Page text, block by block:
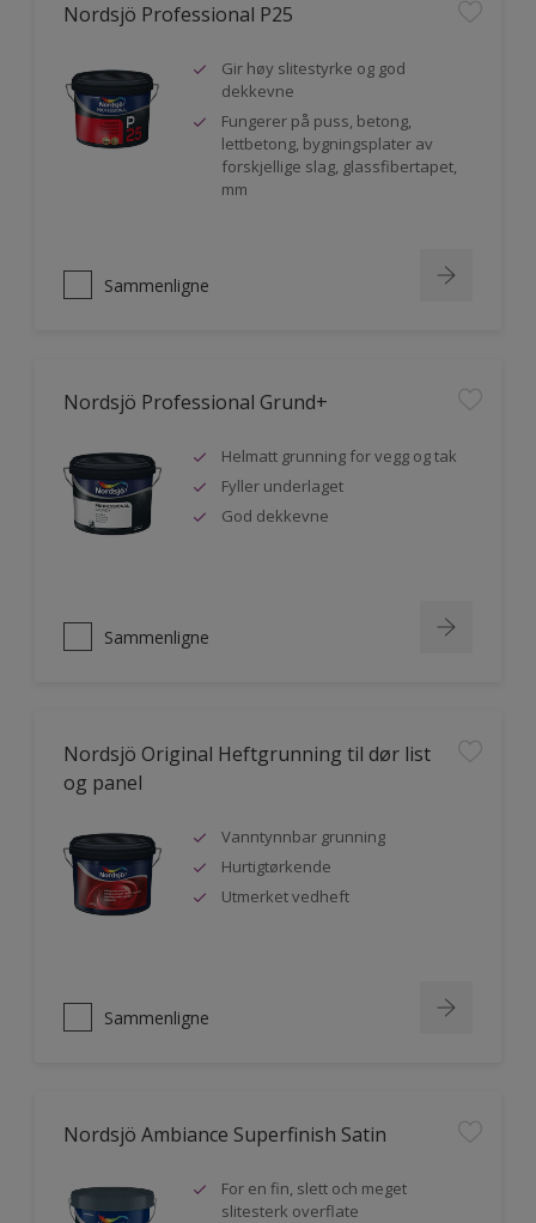
Nordsjö Professional P25
Gir høy slitestyrke og god
dekkevne
Fungerer på puss, betong,
lettbetong, bygningsplater av
forskjellige slag, glassfibertapet,
mm
Sammenligne
Nordsjö Professional Grund+
Helmatt grunning for vegg og tak
Fyller underlaget
God dekkevne
Sammenligne
Nordsjö Original Heftgrunning til dør list
og panel
Vanntynnbar grunning
Hurtigtørkende
Utmerket vedheft
Sammenligne
Nordsjö Ambiance Superfinish Satin
For en fin, slett och meget
slitesterk overflate